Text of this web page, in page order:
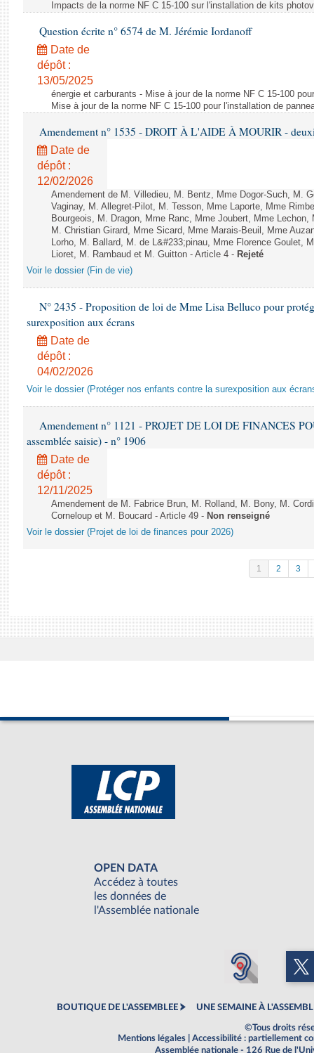
Impacts de la norme NF C 15-100 sur l'installation de kits
Question écrite n° 6574 de M. Jérémie Iordanoff
Date de
dépôt :
13/05/2025
énergie et carburants - Mise à jour de la norme NF C 15-100
Mise à jour de la norme NF C 15-100 pour l'installation de
Amendement n° 1535 - DROIT À L'AIDE À MOURIR -
Date de
dépôt :
12/02/2026
Amendement de M. Villedieu, M. Bentz, Mme Dogor-Such, M.
Vaginay, M. Allegret-Pilot, M. Tesson, Mme Laporte, Mme
Bourgeois, M. Dragon, Mme Ranc, Mme Joubert, Mme
M. Christian Girard, Mme Sicard, Mme Marais-Beuil, Mme
Lorho, M. Ballard, M. de L&#233;pinau, Mme Florence Goulet,
Lioret, M. Rambaud et M. Guitton - Article 4 - Rejeté
Voir le dossier (Fin de vie)
N° 2435 - Proposition de loi de Mme Lisa Belluco pour
surexposition aux écrans
Date de
dépôt :
04/02/2026
Voir le dossier (Protéger nos enfants contre la surexposition aux
Amendement n° 1121 - PROJET DE LOI DE FINANCES
assemblée saisie) - n° 1906
Date de
dépôt :
12/11/2025
Amendement de M. Fabrice Brun, M. Rolland, M. Bony, M.
Corneloup et M. Boucard - Article 49 - Non renseigné
Voir le dossier (Projet de loi de finances pour 2026)
1 2 3
OPEN DATA
Accédez à toutes
les données de
l'Assemblée nationale
BOUTIQUE DE L'ASSEMBLEE UNE SEMAINE À
©Tous droits
Mentions légales
Accessibilité : partiellement
Assemblée nationale - 126 Rue de